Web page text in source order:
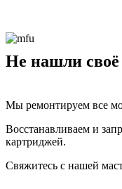
Не нашли своё
Мы ремонтируем все
Восстанавливаем и
картриджей.
Свяжитесь с нашей